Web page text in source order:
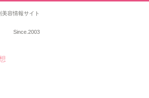
容情報サイト
Since.2003